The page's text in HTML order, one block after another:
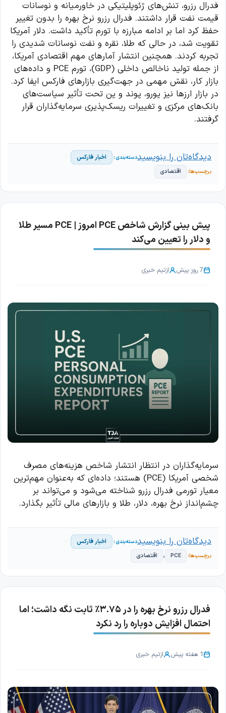
فدرال رزرو، تنش‌های ژئوپلیتیکی در خاورمیانه و نوسانات
قیمت نفت قرار داشتند. فدرال رزرو نرخ بهره را بدون تغییر
حفظ کرد اما بر ادامه مبارزه با تورم تأکید داشت. دلار آمریکا
تقویت شد، در حالی که طلا، نقره و نفت نوسانات شدیدی را
تجربه کردند. همچنین انتشار آمارهای مهم اقتصادی آمریکا،
از جمله تولید ناخالص داخلی (GDP)، تورم PCE و داده‌های
بازار کار، نقش مهمی در جهت‌گیری بازارهای فارکس ایفا کرد.
در بازار ارزها نیز یورو، پوند و ین تحت تأثیر سیاست‌های
بانک‌های مرکزی و تغییرات ریسک‌پذیری سرمایه‌گذاران قرار
گرفتند.
اخبار فارکس
اقتصادی
دیدگاه‌تان را بنویسید
پیش بینی گزارش شاخص PCE امروز | PCE مسیر طلا
و دلار را تعیین می‌کند
7 روز پیش ازتیم خبری
سرمایه‌گذاران در انتظار انتشار شاخص هزینه‌های مصرف
شخصی آمریکا (PCE) هستند؛ داده‌ای که به‌عنوان مهم‌ترین
معیار تورمی فدرال رزرو شناخته می‌شود و می‌تواند بر
چشم‌انداز نرخ بهره، دلار، طلا و بازارهای مالی تأثیر بگذارد.
اخبار فارکس
PCE ، اقتصادی
دیدگاه‌تان را بنویسید
فدرال رزرو نرخ بهره را در ۳.۷۵٪ ثابت نگه داشت؛ اما
احتمال افزایش دوباره را رد نکرد
1 هفته پیش ازتیم خبری